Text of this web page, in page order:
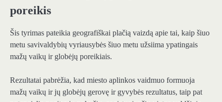
poreikis
Šis tyrimas pateikia geografiškai plačią vaizdą apie tai, kaip šiuo
metu savivaldybių vyriausybės šiuo metu užsiima ypatingais
mažų vaikų ir globėjų poreikiais.
Rezultatai pabrėžia, kad miesto aplinkos vaidmuo formuoja
mažų vaikų ir jų globėjų gerovę ir gyvybės rezultatus, taip pat